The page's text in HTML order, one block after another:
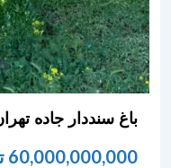
باغ سنددار جاده
60,000,000,000